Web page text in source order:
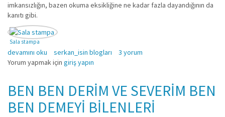
imkansızlığın, bazen okuma eksikliğine ne kadar fazla dayandığının da
kanıtı gibi.
Sala stampa
Elinin mürekteriyle itmek: türlü türlü düşünceler hakkında
devamını oku serkan_isin blogları
3 yorum
Yorum yapmak için giriş yapın
BEN BEN DERİM VE SEVERİM BEN
BEN DEMEYİ BİLENLERİ